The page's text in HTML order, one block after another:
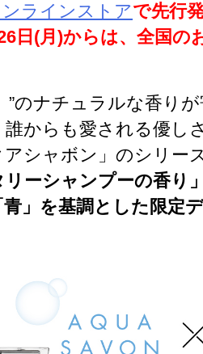
ラインストアで先行
日(月)からは、全国の
”のナチュラルな香り
からも愛される優し
シャボン」のシリー
ーシャンプーの香り
」を基調とした限定